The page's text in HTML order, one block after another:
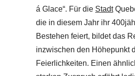
á Glace“. Für die Stadt
die in diesem Jahr ihr
Bestehen feiert, bildet das
inzwischen den Höhepunkt
Feierlichkeiten. Einen